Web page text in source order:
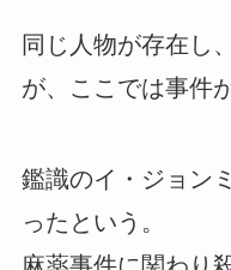
同じ人物が存在し
が、ここでは事件
鑑識のイ・ジョン
ったという。